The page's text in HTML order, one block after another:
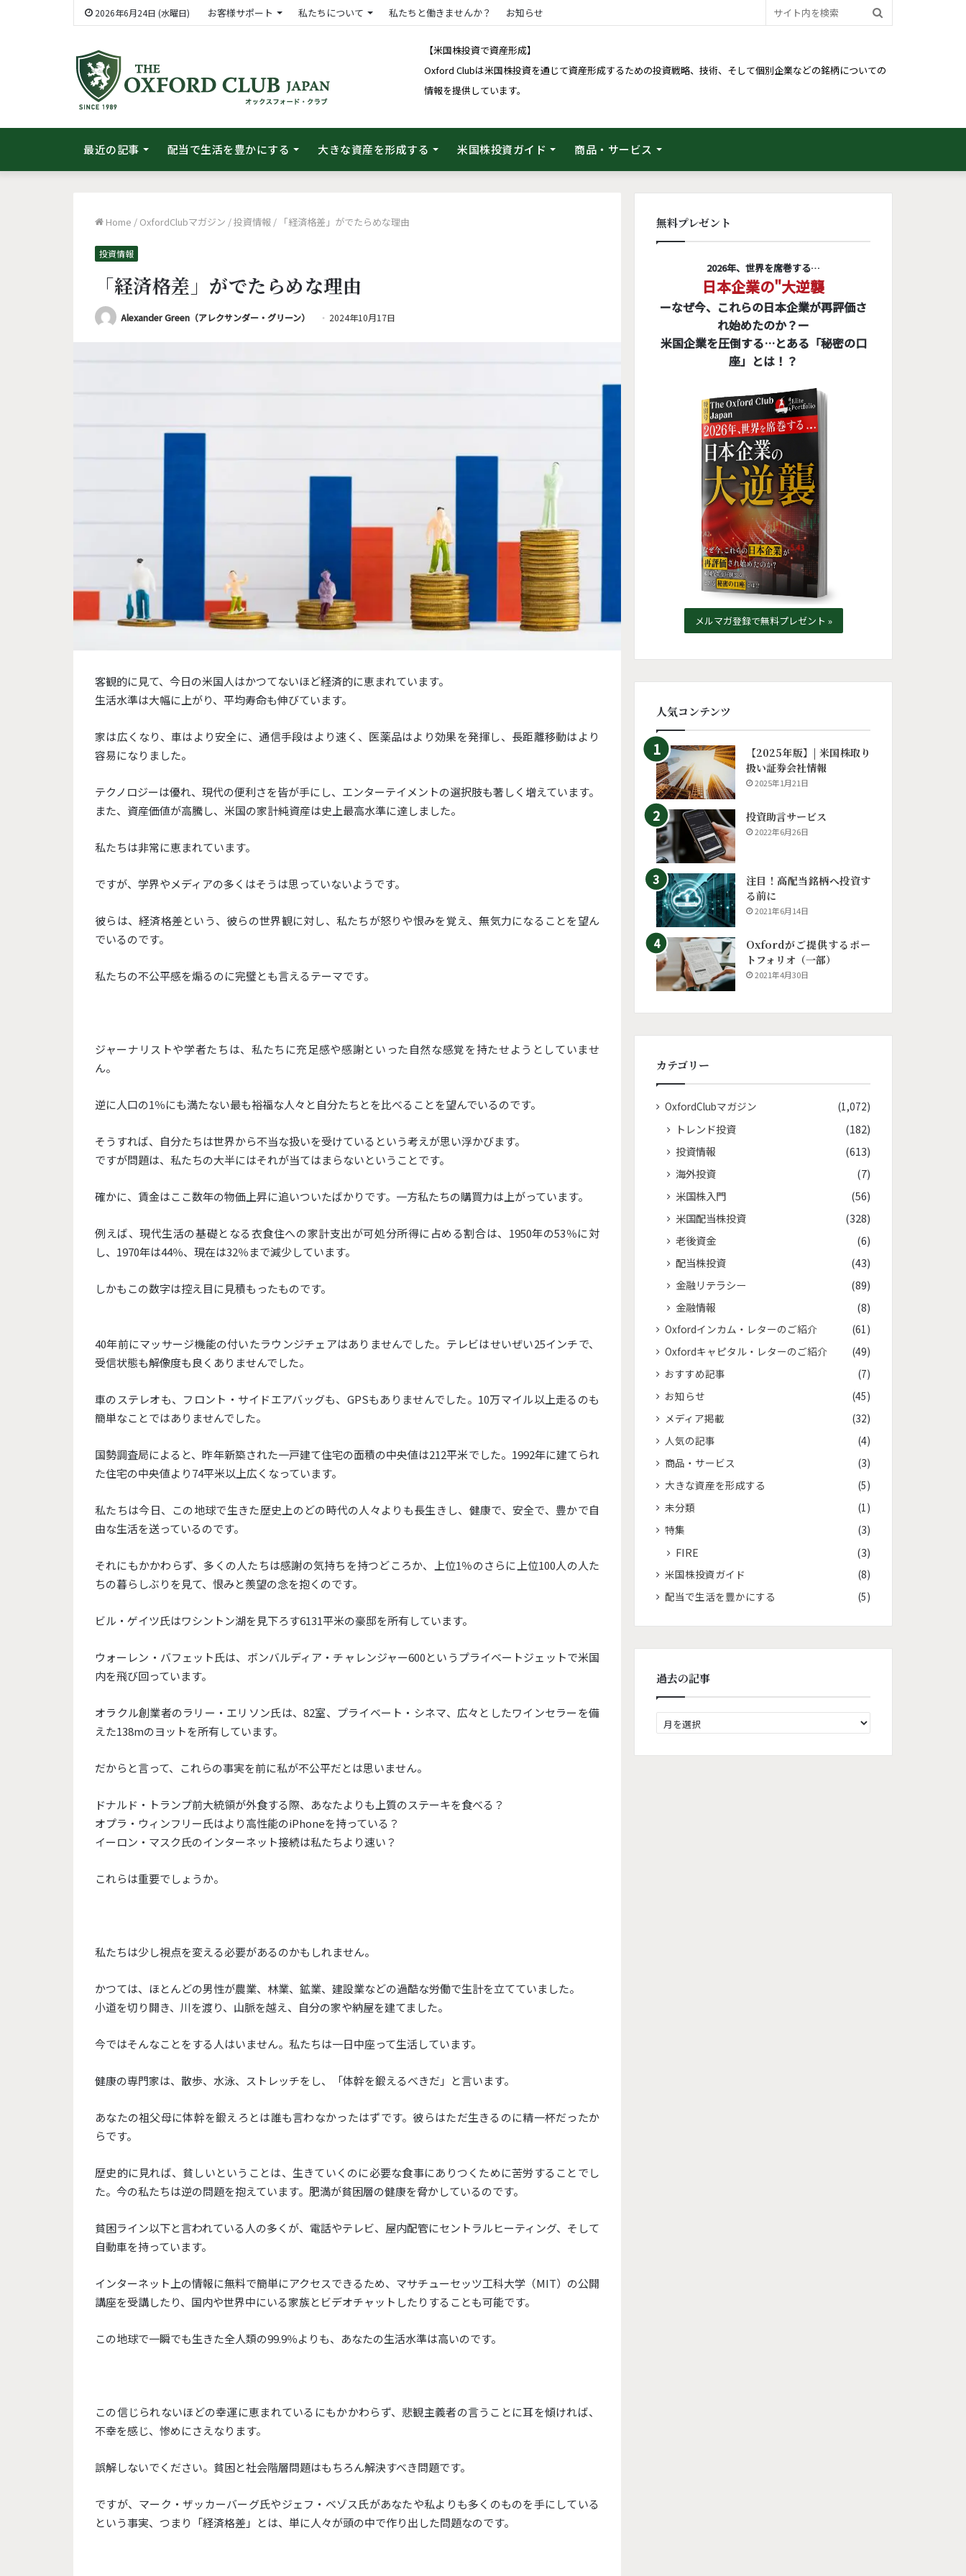
2026年6月24日 (水曜日) お客様サポート 私たちについて 私たちと働きませんか？ お知らせ
【米国株投資で資産形成】
Oxford Clubは米国株投資を通じて資産形成するための投資戦略、技術、そして個別企業などの銘柄についての
情報を提供しています。
最近の記事 配当で生活を豊かにする 大きな資産を形成する 米国株投資ガイド 商品・サービス
Home / OxfordClubマガジン /投資情報 / 「経済格差」がでたらめな理由
投資情報
「経済格差」がでたらめな理由
Alexander Green（アレクサンダー・グリーン） 2024年10月17日
客観的に見て、今日の米国人はかつてないほど経済的に恵まれています。
生活水準は大幅に上がり、平均寿命も伸びています。
家は広くなり、車はより安全に、通信手段はより速く、医薬品はより効果を発揮し、長距離移動はより
容易になりました。
テクノロジーは優れ、現代の便利さを皆が手にし、エンターテイメントの選択肢も著しく増えています。
また、資産価値が高騰し、米国の家計純資産は史上最高水準に達しました。
私たちは非常に恵まれています。
ですが、学界やメディアの多くはそうは思っていないようです。
彼らは、経済格差という、彼らの世界観に対し、私たちが怒りや恨みを覚え、無気力になることを望ん
でいるのです。
私たちの不公平感を煽るのに完璧とも言えるテーマです。
ジャーナリストや学者たちは、私たちに充足感や感謝といった自然な感覚を持たせようとしていませ
ん。
逆に人口の1％にも満たない最も裕福な人々と自分たちとを比べることを望んでいるのです。
そうすれば、自分たちは世界から不当な扱いを受けているという考えが思い浮かびます。
ですが問題は、私たちの大半にはそれが当てはまらないということです。
確かに、賃金はここ数年の物価上昇に追いついたばかりです。一方私たちの購買力は上がっています。
例えば、現代生活の基礎となる衣食住への家計支出が可処分所得に占める割合は、1950年の53％に対
し、1970年は44％、現在は32％まで減少しています。
しかもこの数字は控え目に見積もったものです。
40年前にマッサージ機能の付いたラウンジチェアはありませんでした。テレビはせいぜい25インチで、
受信状態も解像度も良くありませんでした。
車のステレオも、フロント・サイドエアバッグも、GPSもありませんでした。10万マイル以上走るのも
簡単なことではありませんでした。
国勢調査局によると、昨年新築された一戸建て住宅の面積の中央値は212平米でした。1992年に建てられ
た住宅の中央値より74平米以上広くなっています。
私たちは今日、この地球で生きた歴史上のどの時代の人々よりも長生きし、健康で、安全で、豊かで自
由な生活を送っているのです。
それにもかかわらず、多くの人たちは感謝の気持ちを持つどころか、上位1％のさらに上位100人の人た
ちの暮らしぶりを見て、恨みと羨望の念を抱くのです。
ビル・ゲイツ氏はワシントン湖を見下ろす6131平米の豪邸を所有しています。
ウォーレン・バフェット氏は、ボンバルディア・チャレンジャー600というプライベートジェットで米国
内を飛び回っています。
オラクル創業者のラリー・エリソン氏は、82室、プライベート・シネマ、広々としたワインセラーを備
えた138mのヨットを所有しています。
だからと言って、これらの事実を前に私が不公平だとは思いません。
ドナルド・トランプ前大統領が外食する際、あなたよりも上質のステーキを食べる？
オプラ・ウィンフリー氏はより高性能のiPhoneを持っている？
イーロン・マスク氏のインターネット接続は私たちより速い？
これらは重要でしょうか。
私たちは少し視点を変える必要があるのかもしれません。
かつては、ほとんどの男性が農業、林業、鉱業、建設業などの過酷な労働で生計を立てていました。
小道を切り開き、川を渡り、山脈を越え、自分の家や納屋を建てました。
今ではそんなことをする人はいません。私たちは一日中座って生活しています。
健康の専門家は、散歩、水泳、ストレッチをし、「体幹を鍛えるべきだ」と言います。
あなたの祖父母に体幹を鍛えろとは誰も言わなかったはずです。彼らはただ生きるのに精一杯だったか
らです。
歴史的に見れば、貧しいということは、生きていくのに必要な食事にありつくために苦労することでし
た。今の私たちは逆の問題を抱えています。肥満が貧困層の健康を脅かしているのです。
貧困ライン以下と言われている人の多くが、電話やテレビ、屋内配管にセントラルヒーティング、そして
自動車を持っています。
インターネット上の情報に無料で簡単にアクセスできるため、マサチューセッツ工科大学（MIT）の公開
講座を受講したり、国内や世界中にいる家族とビデオチャットしたりすることも可能です。
この地球で一瞬でも生きた全人類の99.9％よりも、あなたの生活水準は高いのです。
この信じられないほどの幸運に恵まれているにもかかわらず、悲観主義者の言うことに耳を傾ければ、
不幸を感じ、惨めにさえなります。
誤解しないでください。貧困と社会階層問題はもちろん解決すべき問題です。
ですが、マーク・ザッカーバーグ氏やジェフ・ベゾス氏があなたや私よりも多くのものを手にしている
という事実、つまり「経済格差」とは、単に人々が頭の中で作り出した問題なのです。
無料プレゼント
2026年、世界を席巻する…
日本企業の"大逆襲
ーなぜ今、これらの日本企業が再評価さ
れ始めたのか？ー
米国企業を圧倒する…とある「秘密の口
座」とは！？
メルマガ登録で無料プレゼント »
人気コンテンツ
【2025年版】| 米国株取り
扱い証券会社情報
2025年1月21日
投資助言サービス
2022年6月26日
注目！高配当銘柄へ投資す
る前に
2021年6月14日
Oxfordがご提供するポー
トフォリオ（一部）
2021年4月30日
カテゴリー
OxfordClubマガジン (1,072)
トレンド投資
(182)
投資情報
(613)
海外投資
(7)
米国株入門
(56)
米国配当株投資
(328)
老後資金
(6)
配当株投資
(43)
金融リテラシー
(89)
金融情報
(8)
Oxfordインカム・レターのご紹介
(61)
Oxfordキャピタル・レターのご紹介
(49)
おすすめ記事
(7)
お知らせ
(45)
メディア掲載
(32)
人気の記事
(4)
商品・サービス
(3)
大きな資産を形成する
(5)
未分類
(1)
特集
(3)
FIRE (3)
米国株投資ガイド
(8)
配当で生活を豊かにする
(5)
過去の記事
過
去